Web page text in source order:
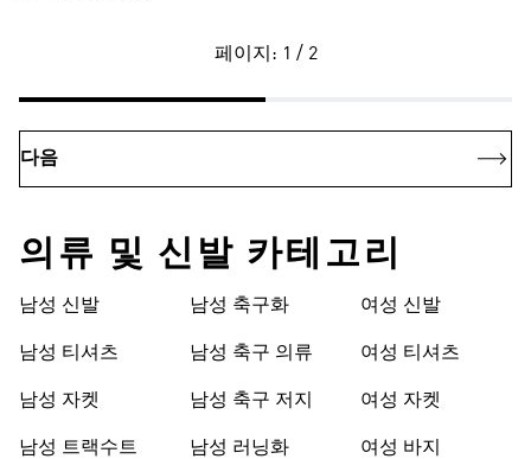
페이지: 1 / 2
다음
의류 및 신발 카테고리
남성 신발
남성 티셔츠
남성 자켓
남성 트랙수트
남성 축구화
남성 축구 의류
남성 축구 저지
남성 러닝화
여성 신발
여성 티셔츠
여성 자켓
여성 바지